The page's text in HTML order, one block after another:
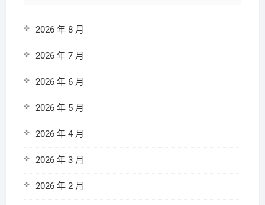
2026 年 8 月
2026 年 7 月
2026 年 6 月
2026 年 5 月
2026 年 4 月
2026 年 3 月
2026 年 2 月